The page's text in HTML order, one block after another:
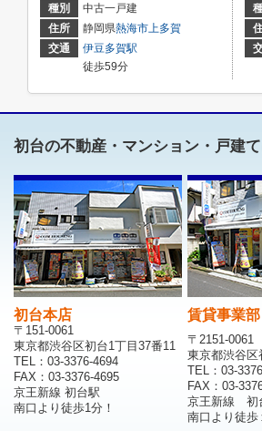
種別
中古一戸建
住所
静岡県熱海市 上多賀
交通
伊豆多賀駅
徒歩59分
初台の不動産・マンション・戸建
初台本店
〒151-0061
東京都渋谷区初台1丁目37番11
TEL：03-3376-4694
FAX：03-3376-4695
京王新線 初台駅
南口より徒歩1分！
賃貸事業部
〒2151-0061
東京都渋谷区
TEL：03-
FAX：03-
京王新線 初
南口より徒歩